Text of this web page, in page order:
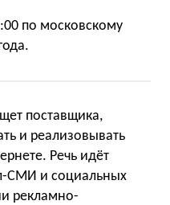
по московскому
поставщика,
и реализовывать
Речь идёт
СМИ и социальных
рекламно-